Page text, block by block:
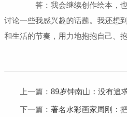
答：我会继续创作绘本，也
讨论一些我感兴趣的话题。我还想
和生活的节奏，用力地抱抱自己、
上一篇： 89岁钟南山：没有追
下一篇： 著名水彩画家周刚：